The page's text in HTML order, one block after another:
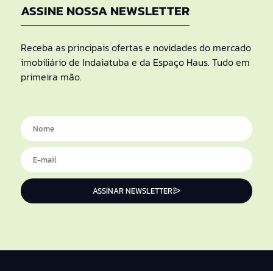
ASSINE NOSSA NEWSLETTER
Receba as principais ofertas e novidades do mercado
imobiliário de Indaiatuba e da Espaço Haus. Tudo em
primeira mão.
ASSINAR NEWSLETTER